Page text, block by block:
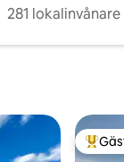
281